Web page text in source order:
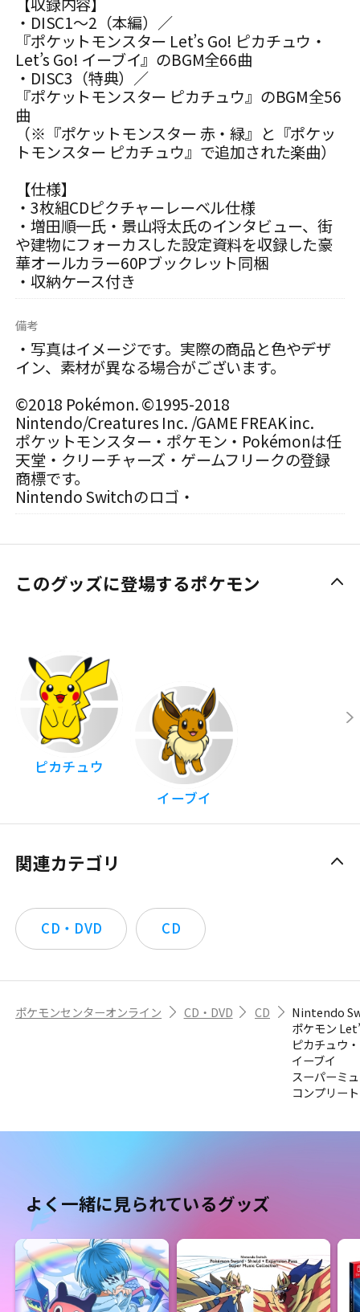
・DISC1～2（本編）／
『ポケットモンスター Let’s Go! ピカチュウ・
Let’s Go! イーブイ』のBGM全66曲
・DISC3（特典）／
『ポケットモンスター ピカチュウ』のBGM全56
曲
（※『ポケットモンスター 赤・緑』と『ポケッ
トモンスター ピカチュウ』で追加された楽曲）
【仕様】
・3枚組CDピクチャーレーベル仕様
・増田順一氏・景山将太氏のインタビュー、街
や建物にフォーカスした設定資料を収録した豪
華オールカラー60Pブックレット同梱
・収納ケース付き
備考
・写真はイメージです。実際の商品と色やデザ
イン、素材が異なる場合がございます。
©2018 Pokémon. ©1995-2018
Nintendo/Creatures Inc. /GAME FREAK inc.
ポケットモンスター・ポケモン・Pokémonは任
天堂・クリーチャーズ・ゲームフリークの登録
商標です。
Nintendo Switchのロゴ・
このグッズに登場するポケモン
ピカチュウ
イーブイ
関連カテゴリ
CD・DVD CD
ポケモンセンターオンライン CD・DVD CD
Nintendo
ポケモン
ピカチュウ
イーブイ
スーパーミ
コンプリート
よく一緒に見られているグッズ